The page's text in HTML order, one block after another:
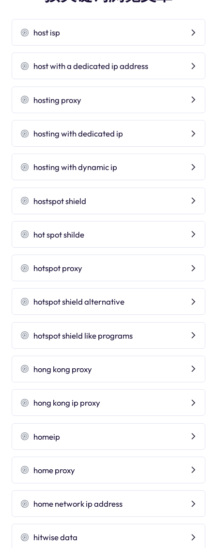
host isp
host with a dedicated ip address
hosting proxy
hosting with dedicated ip
hosting with dynamic ip
hostspot shield
hot spot shilde
hotspot proxy
hotspot shield alternative
hotspot shield like programs
hong kong proxy
hong kong ip proxy
homeip
home proxy
home network ip address
hitwise data